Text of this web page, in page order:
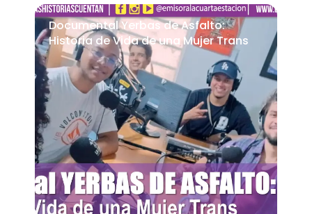
Documental Yerbas de Asfalto:
Historia de Vida de una Mujer Trans